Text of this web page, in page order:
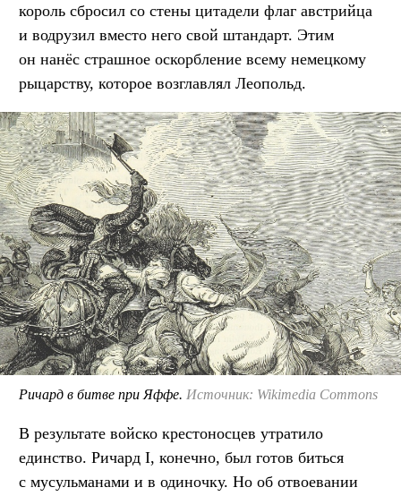
король сбросил со стены цитадели флаг австрийца
и водрузил вместо него свой штандарт. Этим
он нанёс страшное оскорбление всему немецкому
рыцарству, которое возглавлял Леопольд.
Ричард в битве при Яффе. Источник: Wikimedia Commons
В результате войско крестоносцев утратило
единство. Ричард I, конечно, был готов биться
с мусульманами и в одиночку. Но об отвоевании